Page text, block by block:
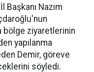
Nazım
ziyaretlerinin
yapılanma
Demir, göreve
söyledi.